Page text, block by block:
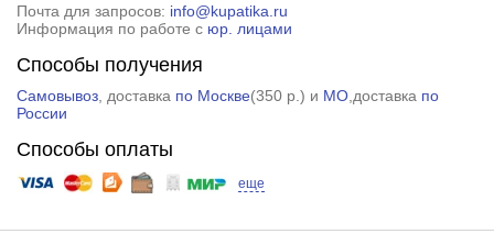
Почта для запросов: info@kupatika.ru
Информация по работе с юр. лицами
Способы получения
Самовывоз, доставка по Москве(350 р. ) и МО,доставка по
России
Способы оплаты
еще